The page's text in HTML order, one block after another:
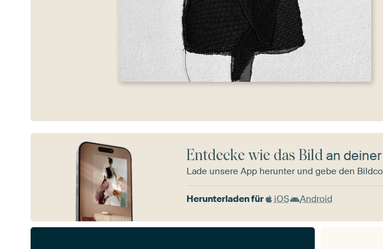
Entdecke wie das Bildan
Lade unsere App herunter und gebe den
Herunterladen für iOS Android